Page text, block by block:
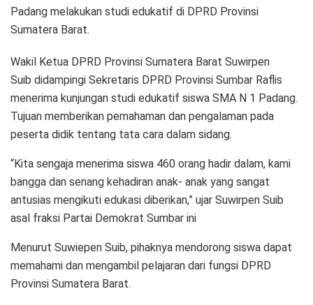
Padang melakukan studi edukatif di DPRD Provinsi
Sumatera Barat.
Wakil Ketua DPRD Provinsi Sumatera Barat Suwirpen
Suib didampingi Sekretaris DPRD Provinsi Sumbar Raflis
menerima kunjungan studi edukatif siswa SMA N 1 Padang.
Tujuan memberikan pemahaman dan pengalaman pada
peserta didik tentang tata cara dalam sidang.
“Kita sengaja menerima siswa 460 orang hadir dalam, kami
bangga dan senang kehadiran anak- anak yang sangat
antusias mengikuti edukasi diberikan,” ujar Suwirpen Suib
asal fraksi Partai Demokrat Sumbar ini
Menurut Suwiepen Suib, pihaknya mendorong siswa dapat
memahami dan mengambil pelajaran dari fungsi DPRD
Provinsi Sumatera Barat.